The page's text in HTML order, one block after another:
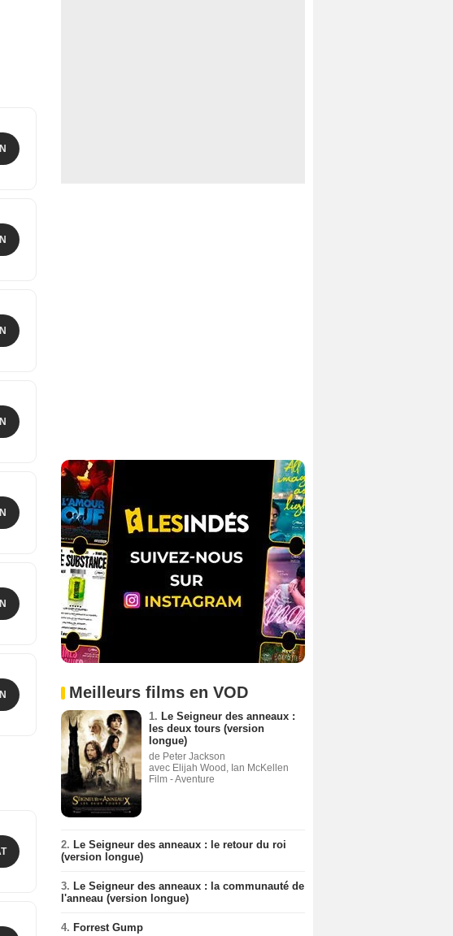
Meilleurs films en VOD
1. Le Seigneur des anneaux :
les deux tours (version
longue)
de Peter Jackson
avec Elijah Wood, Ian McKellen
Film - Aventure
2. Le Seigneur des anneaux : le retour du roi
(version longue)
3. Le Seigneur des anneaux : la communauté de
l'anneau (version longue)
4. Forrest Gump